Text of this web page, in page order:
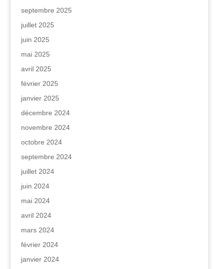
septembre 2025
juillet 2025
juin 2025
mai 2025
avril 2025
février 2025
janvier 2025
décembre 2024
novembre 2024
octobre 2024
septembre 2024
juillet 2024
juin 2024
mai 2024
avril 2024
mars 2024
février 2024
janvier 2024